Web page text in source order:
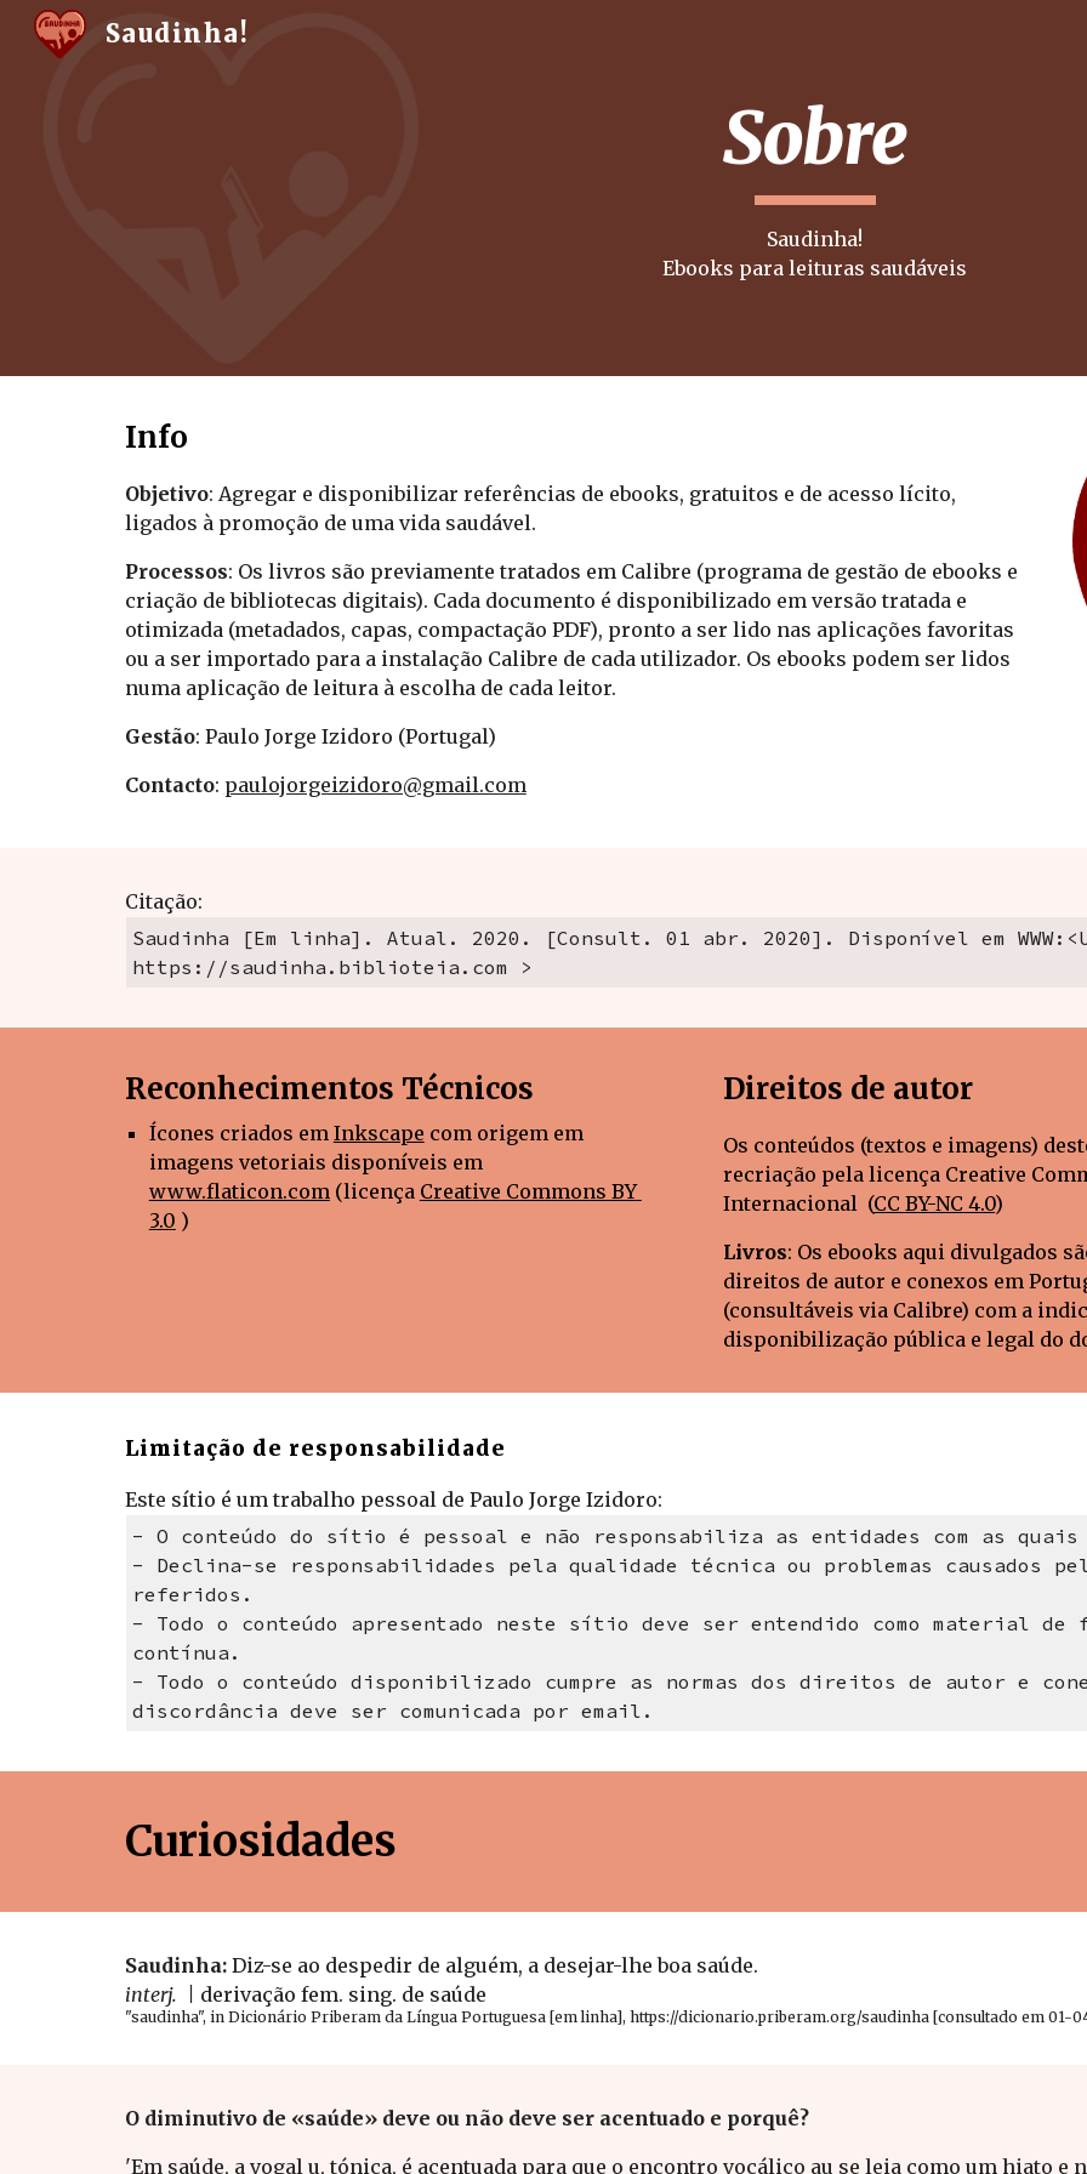
Saudinha!
Sobre
Saudinha!
Ebooks para leituras saudáveis
Info
Objetivo: Agregar e disponibilizar referências de ebooks, gratuitos e de acesso lícito,
ligados à promoção de uma vida saudável.
Processos: Os livros são previamente tratados em Calibre (programa de gestão de ebooks e
criação de bibliotecas digitais). Cada documento é disponibilizado em versão tratada e
otimizada (metadados, capas, compactação PDF), pronto a ser lido nas aplicações favoritas
ou a ser importado para a instalação Calibre de cada utilizador. Os ebooks podem ser lidos
numa aplicação de leitura à escolha de cada leitor.
Gestão: Paulo Jorge Izidoro (Portugal)
Contacto: paulojorgeizidoro@gmail.com
Citação:
Saudinha [Em linha]. Atual. 2020. [Consult. 01 abr. 2020]. Disponível em
https://saudinha.biblioteia.com >
Reconhecimentos Técnicos
Ícones criados em Inkscape com origem em
imagens vetoriais disponíveis em
www.flaticon.com (licença Creative Commons BY
3.0 )
Direitos de autor
Os conteúdos (textos e imagens) d
recriação pela licença Creative
Internacional  (CC BY-NC 4.0)
Livros: Os ebooks aqui divulgados
direitos de autor e conexos em
(consultáveis via Calibre) com a
disponibilização pública e legal do
Limitação de responsabilidade
Este sítio é um trabalho pessoal de Paulo Jorge Izidoro:
- O conteúdo do sítio é pessoal e não responsabiliza as entidades com as
- Declina-se responsabilidades pela qualidade técnica ou problemas causados
referidos .
- Todo o conteúdo apresentado neste sítio deve ser entendido como material de
contínua.
- Todo o conteúdo disponibilizado cumpre as normas dos direitos de autor e
discordância deve ser comunicada por email.
Curiosidades
Saudinha: Diz-se ao despedir de alguém, a desejar-lhe boa saúde.
interj.
derivação fem. sing. de saúde
"saudinha", in Dicionário Priberam da Língua Portuguesa [em linha], https://dicionario.priberam.org/saudinha [consultado em 01-
O diminutivo de «saúde» deve ou não deve ser acentuado e porquê?
'Em saúde, a vogal u, tónica, é acentuada para que o encontro vocálico au se leia como um hiato